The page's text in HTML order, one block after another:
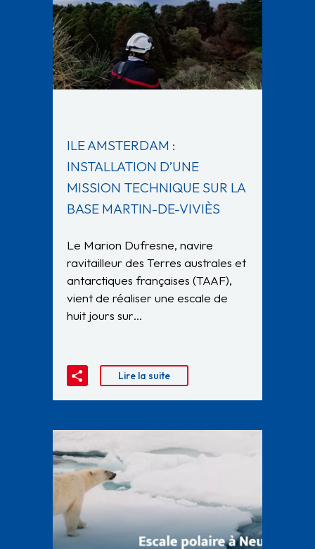
ILE AMSTERDAM :
INSTALLATION D’UNE
MISSION TECHNIQUE SUR LA
BASE MARTIN-DE-VIVIÈS
Le Marion Dufresne, navire
ravitailleur des Terres australes et
antarctiques françaises (TAAF),
vient de réaliser une escale de
huit jours sur…
Lire la suite